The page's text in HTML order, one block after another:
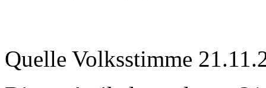
Quelle Volksstimme